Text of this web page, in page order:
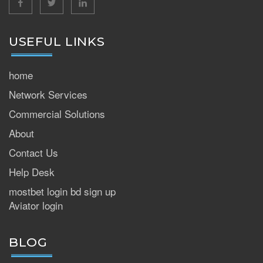
USEFUL LINKS
home
Network Services
Commercial Solutions
About
Contact Us
Help Desk
mostbet login bd sign up
Aviator login
BLOG